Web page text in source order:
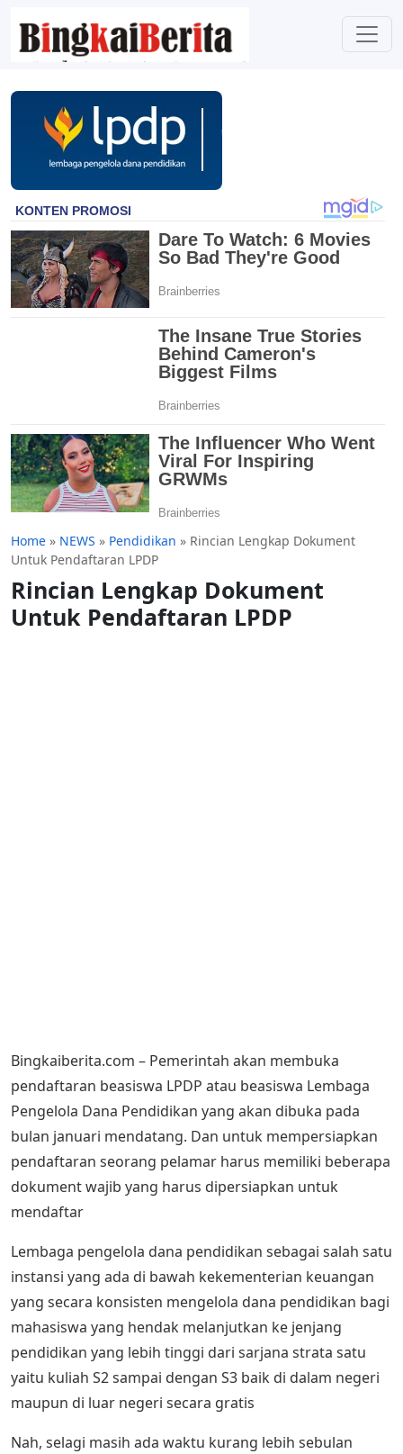
Home » NEWS » Pendidikan » Rincian Lengkap Dokument
Untuk Pendaftaran LPDP
Rincian Lengkap Dokument
Untuk Pendaftaran LPDP
Bingkaiberita.com – Pemerintah akan membuka
pendaftaran beasiswa LPDP atau beasiswa Lembaga
Pengelola Dana Pendidikan yang akan dibuka pada
bulan januari mendatang. Dan untuk mempersiapkan
pendaftaran seorang pelamar harus memiliki beberapa
dokument wajib yang harus dipersiapkan untuk
mendaftar
Lembaga pengelola dana pendidikan sebagai salah satu
instansi yang ada di bawah kekementerian keuangan
yang secara konsisten mengelola dana pendidikan bagi
mahasiswa yang hendak melanjutkan ke jenjang
pendidikan yang lebih tinggi dari sarjana strata satu
yaitu kuliah S2 sampai dengan S3 baik di dalam negeri
maupun di luar negeri secara gratis
Nah, selagi masih ada waktu kurang lebih sebulan